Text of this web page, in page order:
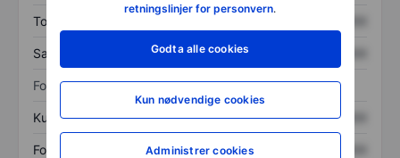
retningslinjer for personvern.
Godta alle cookies
Kun nødvendige cookies
Administrer cookies
Totale eiendeler
Samlet gjeld XXXXXXX
Forholdstall
Kurs/salg XXXXXXX XXXXXXX
Fortjeneste per aksje XXXXXXX